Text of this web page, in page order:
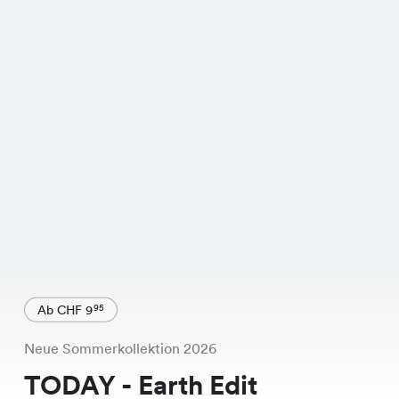
Ab CHF 995
Neue Sommerkollektion 2026
TODAY - Earth Edit